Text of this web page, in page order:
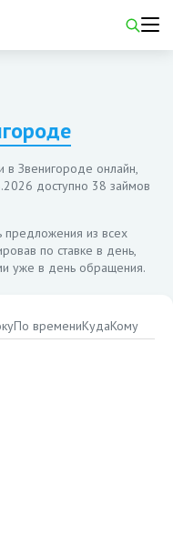
в Звенигороде онлайн,
доступно 38 займов
из всех
по ставке в день,
уже в день обращения.
По времениКудаКому